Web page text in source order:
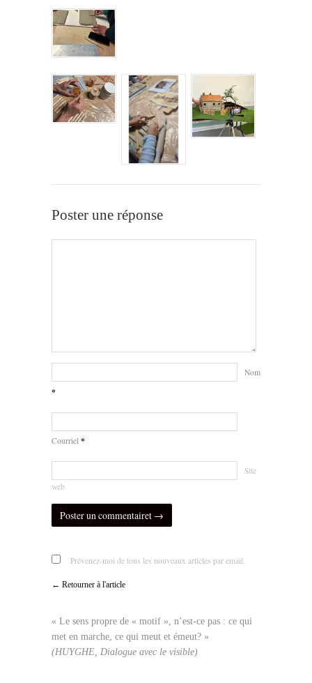
Poster une réponse
Nom
*
Courriel *
Site
web
Prévenez-moi de tous les nouveaux articles par email.
← Retourner à l'article
« Le sens propre de « motif », n’est-ce pas : ce qui
met en marche, ce qui meut et émeut? »
(HUYGHE, Dialogue avec le visible)